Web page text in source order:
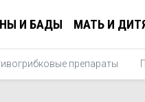
И БАДЫ МАТЬ И
препараты